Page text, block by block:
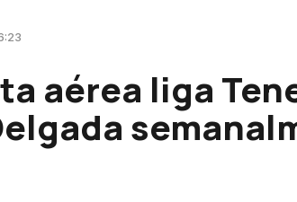
aérea liga